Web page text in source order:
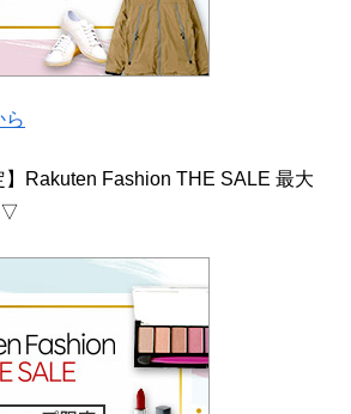
ら
】Rakuten Fashion THE SALE 最大
▽